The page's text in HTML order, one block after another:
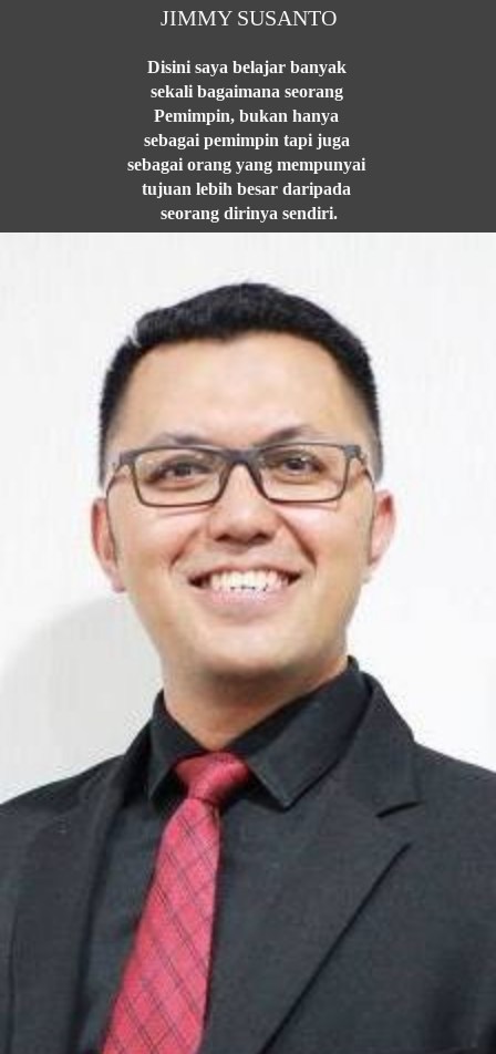
JIMMY SUSANTO
Disini saya belajar banyak
sekali bagaimana seorang
Pemimpin, bukan hanya
sebagai pemimpin tapi juga
sebagai orang yang mempunyai
tujuan lebih besar daripada
seorang dirinya sendiri.